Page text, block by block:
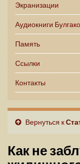
Экранизации
Аудиокниги
Память
Ссылки
Контакты
Вернуться к
Как не